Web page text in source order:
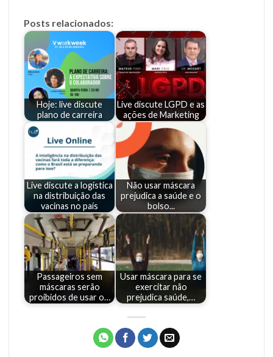
Posts relacionados:
Hoje: live discute
plano de carreira
Live discute LGPD e as
ações de Marketing
Live discute a logística
na distribuição das
vacinas no país
Não usar máscara
prejudica a saúde e o
bolso...
Passageiros sem
máscaras serão
proibidos de usar o…
Usar máscara para se
exercitar não
prejudica saúde,…